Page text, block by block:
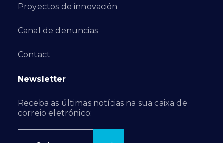
Proyectos de innovación
Canal de denuncias
Contact
Newsletter
Receba as últimas notícias na sua caixa de
correio eletrónico: